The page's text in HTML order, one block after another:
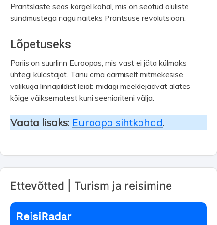
Prantslaste seas kõrgel kohal, mis on seotud oluliste
sündmustega nagu näiteks Prantsuse revolutsioon.
Lõpetuseks
Pariis on suurlinn Euroopas, mis vast ei jäta külmaks
ühtegi külastajat. Tänu oma äärmiselt mitmekesise
valikuga linnapildist leiab midagi meeldejäävat alates
kõige väiksematest kuni seenioriteni välja.
Vaata lisaks: Euroopa sihtkohad.
Ettevõtted | Turism ja reisimine
ReisiRadar